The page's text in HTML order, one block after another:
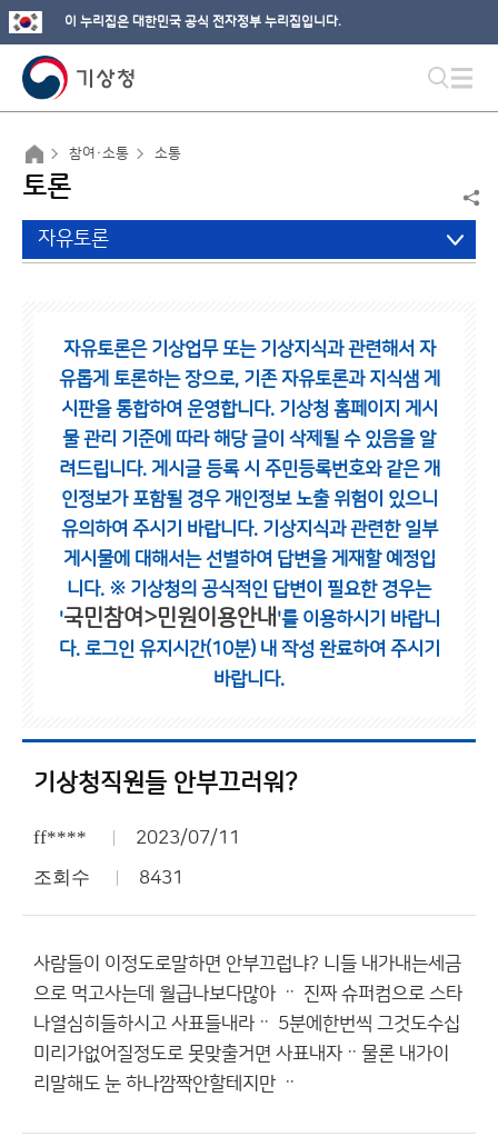
이 누리집은 대한민국 공식 전자정부 누리집입니다.
참여·소통 소통
토론
자유토론
자유토론은 기상업무 또는 기상지식과 관련해서 자
유롭게 토론하는 장으로, 기존 자유토론과 지식샘 게
시판을 통합하여 운영합니다. 기상청 홈페이지 게시
물 관리 기준에 따라 해당 글이 삭제될 수 있음을 알
려드립니다. 게시글 등록 시 주민등록번호와 같은 개
인정보가 포함될 경우 개인정보 노출 위험이 있으니
유의하여 주시기 바랍니다. 기상지식과 관련한 일부
게시물에 대해서는 선별하여 답변을 게재할 예정입
니다. ※ 기상청의 공식적인 답변이 필요한 경우는
'국민참여>민원이용안내 '를 이용하시기 바랍니
다. 로그인 유지시간(10분) 내 작성 완료하여 주시기
바랍니다.
기상청직원들 안부끄러워?
ff**** 2023/07/11
조회수 8431
사람들이 이정도로말하면 안부끄럽냐? 니들 내가내는세금
으로 먹고사는데 월급나보다많아 ᆢ 진짜 슈퍼컴으로 스타
나열심히들하시고 사표들내라ᆢ 5분에한번씩 그것도수십
미리가없어질정도로 못맞출거면 사표내자ᆢ물론 내가이
리말해도 눈 하나깜짝안할테지만 ᆢ